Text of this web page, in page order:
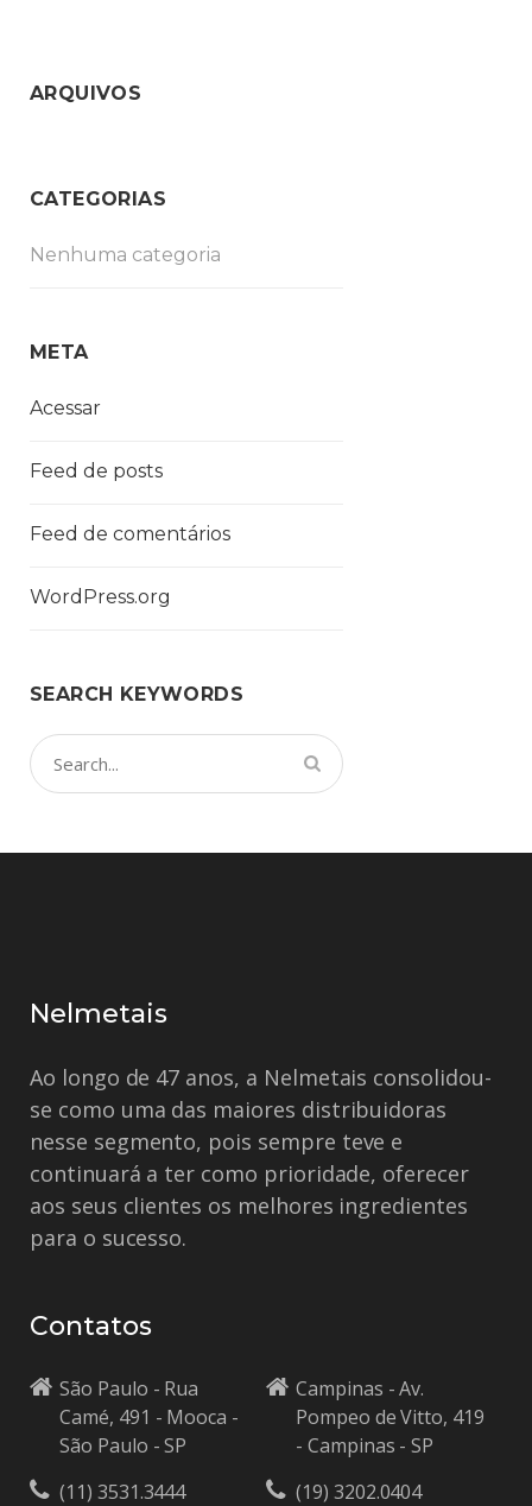
ARQUIVOS
CATEGORIAS
Nenhuma categoria
META
Acessar
Feed de posts
Feed de comentários
WordPress.org
SEARCH KEYWORDS
Nelmetais
Ao longo de 47 anos, a Nelmetais consolidou-
se como uma das maiores distribuidoras
nesse segmento, pois sempre teve e
continuará a ter como prioridade, oferecer
aos seus clientes os melhores ingredientes
para o sucesso.
Contatos
São Paulo - Rua
Camé, 491 - Mooca -
São Paulo - SP
(11) 3531.3444
Campinas - Av.
Pompeo de Vitto, 419
- Campinas - SP
(19) 3202.0404